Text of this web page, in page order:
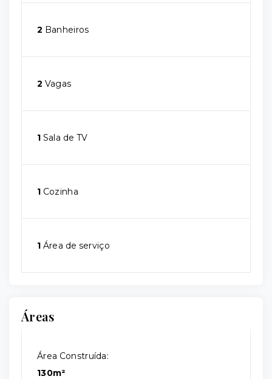
2 Banheiros
2 Vagas
1 Sala de TV
1 Cozinha
1 Área de serviço
Áreas
Área Construída:
130m²